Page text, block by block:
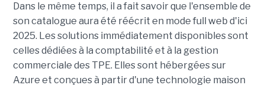
Dans le même temps, il a fait savoir que l'ensemble de
son catalogue aura été réécrit en mode full web d'ici
2025. Les solutions immédiatement disponibles sont
celles dédiées à la comptabilité et à la gestion
commerciale des TPE. Elles sont hébergées sur
Azure et conçues à partir d'une technologie maison